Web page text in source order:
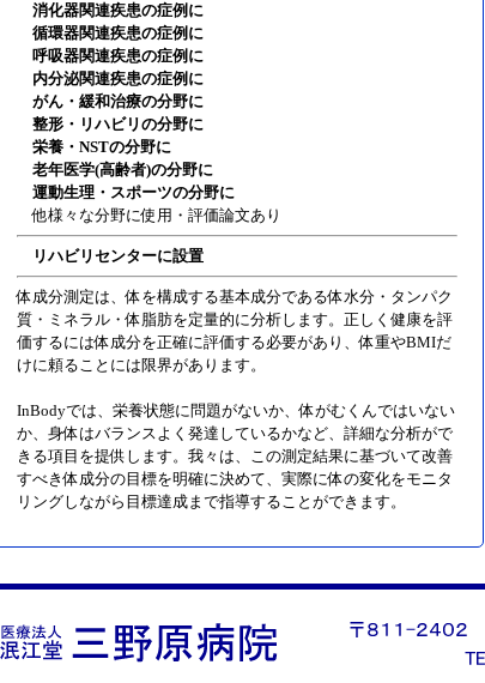
消化器関連疾患の症例に
循環器関連疾患の症例に
呼吸器関連疾患の症例に
内分泌関連疾患の症例に
がん・緩和治療の分野に
整形・リハビリの分野に
栄養・NSTの分野に
老年医学(高齢者)の分野に
運動生理・スポーツの分野に
他様々な分野に使用・評価論文あり
リハビリセンターに設置
体成分測定は、体を構成する基本成分である体水分・タンパク
質・ミネラル・体脂肪を定量的に分析します。正しく健康を評
価するには体成分を正確に評価する必要があり、体重やBMIだ
けに頼ることには限界があります。
InBodyでは、栄養状態に問題がないか、体がむくんではいない
か、身体はバランスよく発達しているかなど、詳細な分析がで
きる項目を提供します。我々は、この測定結果に基づいて改善
すべき体成分の目標を明確に決めて、実際に体の変化をモニタ
リングしながら目標達成まで指導することができます。